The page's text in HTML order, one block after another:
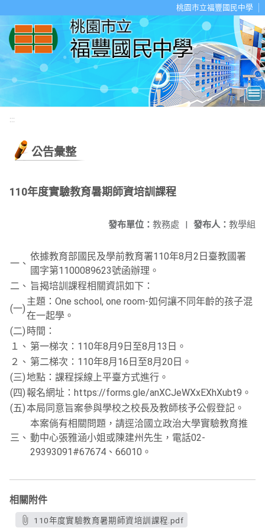
桃園市立福豐國民中學
:::
公告彙整
110年度實驗教育暑期師資培訓課程
發布人： 教學組
發布單位： 教務處 |
一、
依據教育部國民及學前教育署110年8月2日臺教國署
國字第1100089623號函辦理。
二、 旨揭培訓課程相關資訊如下：
(一)
主題：One school, one room-如何讓不同年齡的孩子混
在一起學。
(二) 時間：
１、 第一梯次：110年8月9日至8月13日。
２、 第二梯次：110年8月16日至8月20日。
(三)地點：課程採線上平臺方式進行。
(四)報名網址：https://forms.gle/anXCJeWXxEXhXubt9。
(五)本局同意旨案參與學校之校長及教師核予公假登記。
三、
本案倘有相關問題，請逕洽國立政治大學實驗教育推
動中心張雅涵小姐或陳建州先生，電話02-
29393091#67674、66010。
相關附件
110年度實驗教育暑期師資培訓課程.pdf